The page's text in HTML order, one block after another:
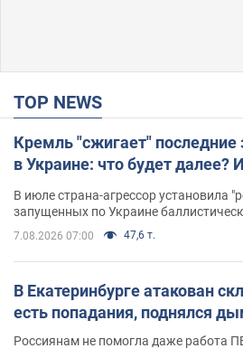
TOP NEWS
Кремль "сжигает" последние
в Украине: что будет
В июле страна-агрессор установила
запущенных по Украине
7.08.2026 07:00 47,6 т.
В Екатеринбурге атакован
есть попадания, поднялся
Россиянам не помогла даже работа